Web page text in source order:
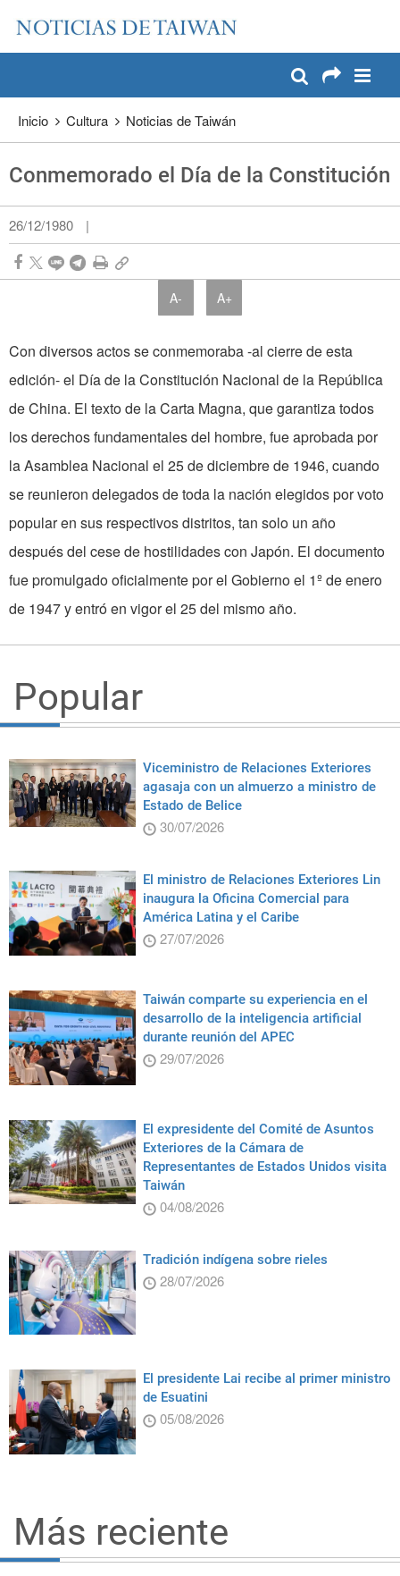
Pase a contenido principal
Inicio Cultura Noticias de Taiwán
Conmemorado el Día de la Constitución
26/12/1980 |
A- A+
Con diversos actos se conmemoraba -al cierre de esta
edición- el Día de la Constitución Nacional de la República
de China. El texto de la Carta Magna, que garantiza todos
los derechos fundamentales del hombre, fue aprobada por
la Asamblea Nacional el 25 de diciembre de 1946, cuando
se reunieron delegados de toda la nación elegidos por voto
popular en sus respectivos distritos, tan solo un año
después del cese de hostilidades con Japón. El documento
fue promulgado oficialmente por el Gobierno el 1º de enero
de 1947 y entró en vigor el 25 del mismo año.
Popular
Viceministro de Relaciones Exteriores
agasaja con un almuerzo a ministro de
Estado de Belice
30/07/2026
El ministro de Relaciones Exteriores Lin
inaugura la Oficina Comercial para
América Latina y el Caribe
27/07/2026
Taiwán comparte su experiencia en el
desarrollo de la inteligencia artificial
durante reunión del APEC
29/07/2026
El expresidente del Comité de Asuntos
Exteriores de la Cámara de
Representantes de Estados Unidos visita
Taiwán
04/08/2026
Tradición indígena sobre rieles
28/07/2026
El presidente Lai recibe al primer ministro
de Esuatini
05/08/2026
Más reciente